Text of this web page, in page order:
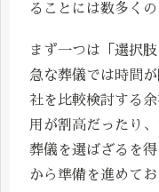
ることには数多く
まず一つは「選択
急な葬儀では時間
社を比較検討する
用が割高だったり
葬儀を選ばざるを
から準備を進めて